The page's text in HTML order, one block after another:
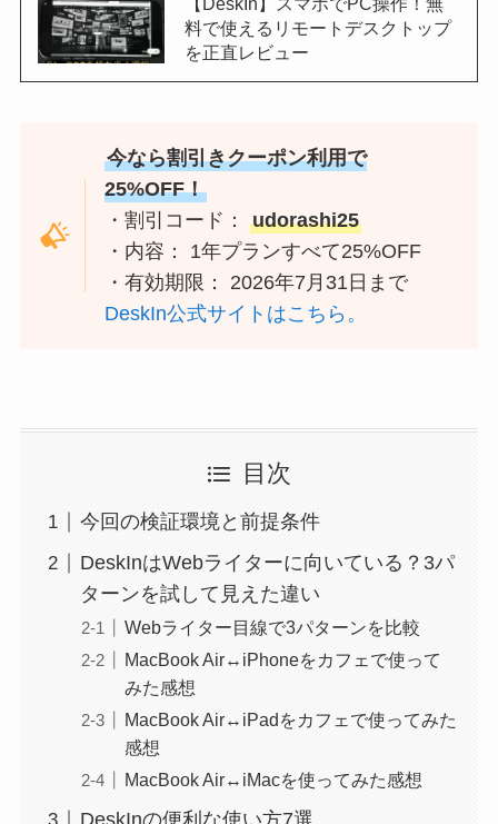
料で使えるリモートデスクトップ
を正直レビュー
今なら割引きクーポン利用で
25%OFF！
・割引コード：udorashi25
・内容： 1年プランすべて25%OFF
・有効期限： 2026年7月31日まで
DeskIn公式サイトはこちら。
目次
今回の検証環境と前提条件
DeskInはWebライターに向いている？3パ
ターンを試して見えた違い
Webライター目線で3パターンを比較
MacBook Air↔iPhoneをカフェで使って
みた感想
MacBook Air↔iPadをカフェで使ってみた
感想
MacBook Air↔iMacを使ってみた感想